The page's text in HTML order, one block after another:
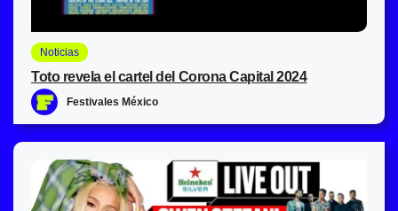
Noticias
Toto revela el cartel del Corona Capital 2024
Festivales México